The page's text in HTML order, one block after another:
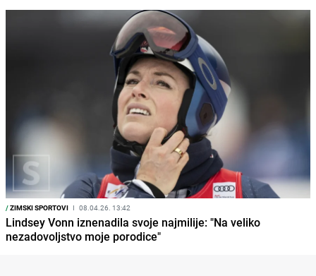
/ZIMSKI SPORTOVI I 08.04.26. 13:42
Lindsey Vonn iznenadila svoje najmilije: "Na veliko
nezadovoljstvo moje porodice"